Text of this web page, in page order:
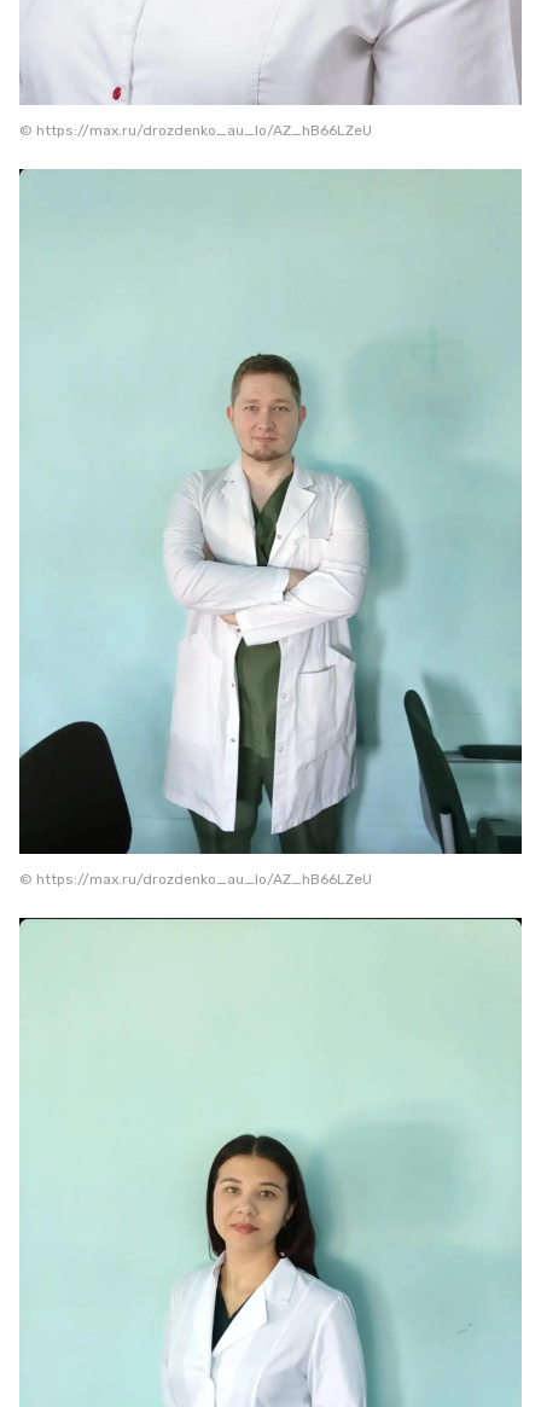
© https://max.ru/drozdenko_au_lo/AZ_hB66LZeU
© https://max.ru/drozdenko_au_lo/AZ_hB66LZeU